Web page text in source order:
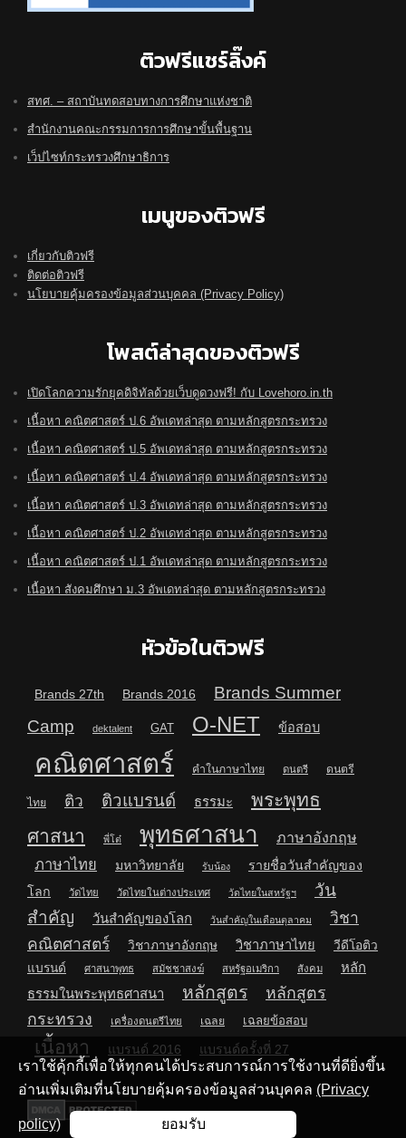
ติวฟรีแชร์ลิ๊งค์
สทศ. – สถาบันทดสอบทางการศึกษาแห่งชาติ
สำนักงานคณะกรรมการการศึกษาขั้นพื้นฐาน
เว็ปไซท์กระทรวงศึกษาธิการ
เมนูของติวฟรี
เกี่ยวกับติวฟรี
ติดต่อติวฟรี
นโยบายคุ้มครองข้อมูลส่วนบุคคล (Privacy Policy)
โพสต์ล่าสุดของติวฟรี
เปิดโลกความรักยุคดิจิทัลด้วยเว็บดูดวงฟรี! กับ Lovehoro.in.th
เนื้อหา คณิตศาสตร์ ป.6 อัพเดทล่าสุด ตามหลักสูตรกระทรวง
เนื้อหา คณิตศาสตร์ ป.5 อัพเดทล่าสุด ตามหลักสูตรกระทรวง
เนื้อหา คณิตศาสตร์ ป.4 อัพเดทล่าสุด ตามหลักสูตรกระทรวง
เนื้อหา คณิตศาสตร์ ป.3 อัพเดทล่าสุด ตามหลักสูตรกระทรวง
เนื้อหา คณิตศาสตร์ ป.2 อัพเดทล่าสุด ตามหลักสูตรกระทรวง
เนื้อหา คณิตศาสตร์ ป.1 อัพเดทล่าสุด ตามหลักสูตรกระทรวง
เนื้อหา สังคมศึกษา ม.3 อัพเดทล่าสุด ตามหลักสูตรกระทรวง
หัวข้อในติวฟรี
Brands 27th Brands 2016
Brands Summer
Camp
dektalent GAT O-NET ข้อสอบ
คณิตศาสตร์ คำในภาษาไทย ดนตรี ดนตรี
ไทย ติว ติวแบรนด์ ธรรมะ
พระพุทธ
ศาสนา
พี่โต๋ พุทธศาสนา ภาษาอังกฤษ
ภาษาไทย มหาวิทยาลัย รับน้อง
รายชื่อวันสำคัญของ
โลก
วัดไทย วัดไทยในต่างประเทศ วัดไทยในสหรัฐฯ
วัน
สำคัญ
วันสำคัญของโลก วันสำคัญในเดือนตุลาคม
วิชา
คณิตศาสตร์
วิชาภาษาอังกฤษ วิชาภาษาไทย
วีดีโอติว
แบรนด์
ศาสนาพุทธ สมัชชาสงฆ์ สหรัฐอเมริกา สังคม
หลัก
ธรรมในพระพุทธศาสนา
หลักสูตร
หลักสูตร
กระทรวง
เครื่องดนตรีไทย เฉลย เฉลยข้อสอบ
เนื้อหา แบรนด์ 2016 แบรนด์ครั้งที่ 27
เราใช้คุ้กกี้เพื่อให้ทุกคนได้ประสบการณ์การใช้งานที่ดียิ่งขึ้น
อ่านเพิ่มเติมที่นโยบายคุ้มครองข้อมูลส่วนบุคคล (Privacy
policy) ยอมรับ